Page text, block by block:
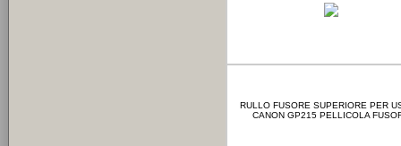
RULLO FUSORE SUPERIORE PER
CANON GP215 PELLICOLA